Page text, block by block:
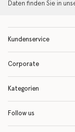
Daten finden Sie in
Kundenservice
Corporate
Kategorien
Follow us